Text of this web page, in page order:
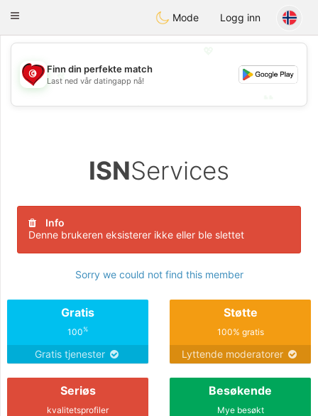
Tunisia Dating
Toggle
Mode Logg inn
💖
💕
Finn din perfekte match
Last ned vår datingapp nå!
ISNServices
Info
Denne brukeren eksisterer ikke eller ble slettet
Sorry we could not find this member
Gratis
100%
Gratis tjenester
Støtte
100% gratis
Lyttende moderatorer
Seriøs
kvalitetsprofiler
Besøkende
Mye besøkt